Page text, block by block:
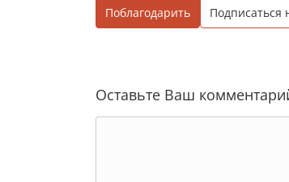
Поблагодарить Подписаться
Оставьте Ваш